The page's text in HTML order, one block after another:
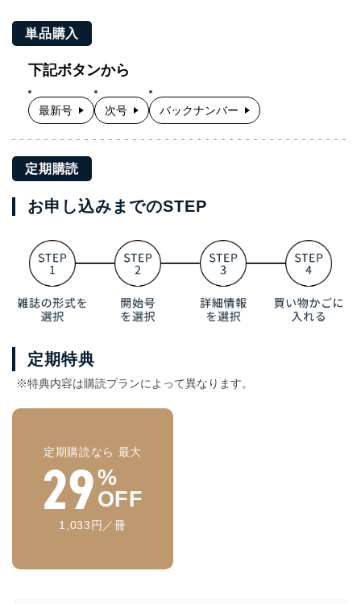
単品購入
下記ボタンから
最新号 次号 バックナンバー
定期購読
お申し込みまでのSTEP
定期特典
※特典内容は購読プランによって異なります。
定期購読なら 最大
29%
OFF
1,033円／冊